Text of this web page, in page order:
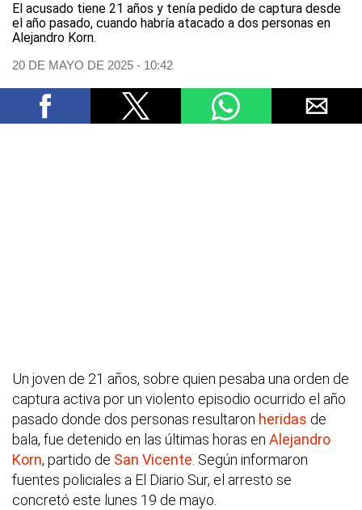
El acusado tiene 21 años y tenía pedido de captura desde
el año pasado, cuando habría atacado a dos personas en
Alejandro Korn.
20 DE MAYO DE 2025 - 10:42
Un joven de 21 años, sobre quien pesaba una orden de
captura activa por un violento episodio ocurrido el año
pasado donde dos personas resultaron heridas de
bala, fue detenido en las últimas horas en Alejandro
Korn, partido de San Vicente. Según informaron
fuentes policiales a El Diario Sur, el arresto se
concretó este lunes 19 de mayo.